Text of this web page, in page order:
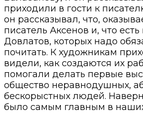
приходили в гости к
он рассказывал, что,
писатель Аксенов и, что есть
Довлатов, которых надо
почитать. К художникам
видели, как создаются их
помогали делать первые
общество неравнодушных,
бескорыстных людей.
было самым главным в